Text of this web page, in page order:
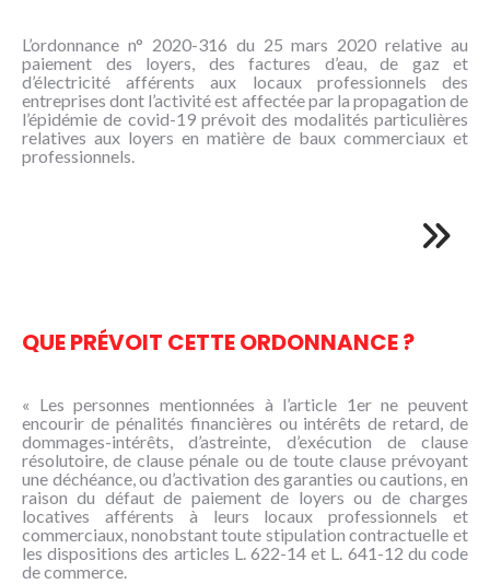
L’ordonnance n° 2020-316 du 25 mars 2020 relative au
paiement des loyers, des factures d’eau, de gaz et
d’électricité afférents aux locaux professionnels des
entreprises dont l’activité est affectée par la propagation de
l’épidémie de covid-19 prévoit des modalités particulières
relatives aux loyers en matière de baux commerciaux et
professionnels.
QUE PRÉVOIT CETTE ORDONNANCE ?
« Les personnes mentionnées à l’article 1er ne peuvent
encourir de pénalités financières ou intérêts de retard, de
dommages-intérêts, d’astreinte, d’exécution de clause
résolutoire, de clause pénale ou de toute clause prévoyant
une déchéance, ou d’activation des garanties ou cautions, en
raison du défaut de paiement de loyers ou de charges
locatives afférents à leurs locaux professionnels et
commerciaux, nonobstant toute stipulation contractuelle et
les dispositions des articles L. 622-14 et L. 641-12 du code
de commerce.